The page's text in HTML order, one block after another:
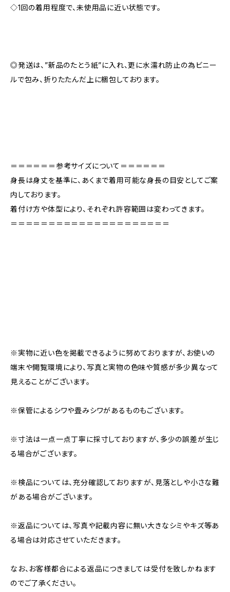
◇1回の着用程度で、未使用品に近い状態です。
◎発送は、”新品のたとう紙”に入れ、更に水濡れ防止の為ビニー
ルで包み、折りたたんだ上に梱包しております。
＝＝＝＝＝＝参考サイズについて＝＝＝＝＝＝
身長は身丈を基準に、あくまで着用可能な身長の目安としてご案
内しております。
着付け方や体型により、それぞれ許容範囲は変わってきます。
＝＝＝＝＝＝＝＝＝＝＝＝＝＝＝＝＝＝＝＝＝
※実物に近い色を掲載できるように努めておりますが、お使いの
端末や閲覧環境により、写真と実物の色味や質感が多少異なって
見えることがございます。
※保管によるシワや畳みシワがあるものもございます。
※寸法は一点一点丁寧に採寸しておりますが、多少の誤差が生じ
る場合がございます。
※検品については、充分確認しておりますが、見落としや小さな難
がある場合がございます。
※返品については、写真や記載内容に無い大きなシミやキズ等あ
る場合は対応させていただきます。
なお、お客様都合による返品につきましては受付を致しかねます
のでご了承ください。